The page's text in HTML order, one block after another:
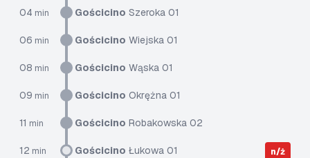
04 min Gościcino Szeroka 01
06 min Gościcino Wiejska 01
08 min Gościcino Wąska 01
09 min Gościcino Okrężna 01
11 min Gościcino Robakowska 02
12 min Gościcino Łukowa 01 n/ż